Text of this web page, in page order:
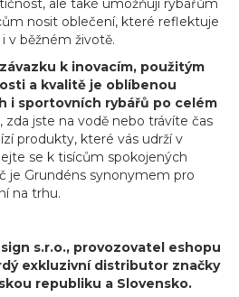
ale také umožňují rybářům
nosit oblečení, které reflektuje
v běžném životě.
k inovacím, použitým
a kvalitě je oblíbenou
i sportovních rybářů po celém
zda jste na vodě nebo trávíte čas
produkty, které vás udrží v
se k tisícům spokojených
je Grundéns synonymem pro
na trhu.
s.r.o., provozovatel eshopu
exkluzivní distributor značky
republiku a Slovensko.